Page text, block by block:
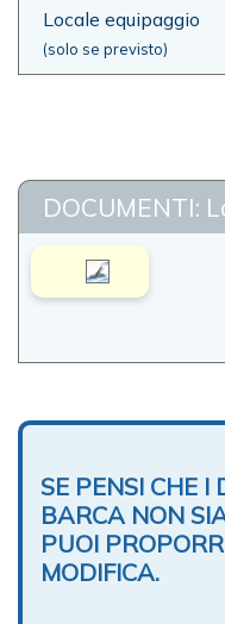
Locale equipaggio
(solo se previsto)
DOCUMENTI:
SE PENSI CHE I
BARCA NON
PUOI
MODIFICA.